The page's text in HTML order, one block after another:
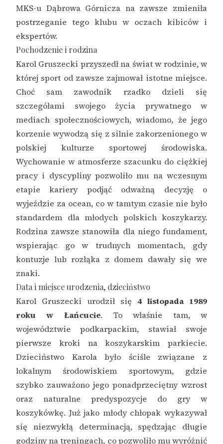
MKS-u Dąbrowa Górnicza na zawsze zmieniła
postrzeganie tego klubu w oczach kibiców i
ekspertów.
Pochodzenie i rodzina
Karol Gruszecki przyszedł na świat w rodzinie, w
której sport od zawsze zajmował istotne miejsce.
Choć sam zawodnik rzadko dzieli się
szczegółami swojego życia prywatnego w
mediach społecznościowych, wiadomo, że jego
korzenie wywodzą się z silnie zakorzenionego w
polskiej kulturze sportowej środowiska.
Wychowanie w atmosferze szacunku do ciężkiej
pracy i dyscypliny pozwoliło mu na wczesnym
etapie kariery podjąć odważną decyzję o
wyjeździe za ocean, co w tamtym czasie nie było
standardem dla młodych polskich koszykarzy.
Rodzina zawsze stanowiła dla niego fundament,
wspierając go w trudnych momentach, gdy
kontuzje lub rozłąka z domem dawały się we
znaki.
Data i miejsce urodzenia, dzieciństwo
Karol Gruszecki urodził się 4 listopada 1989
roku w Łańcucie. To właśnie tam, w
województwie podkarpackim, stawiał swoje
pierwsze kroki na koszykarskim parkiecie.
Dzieciństwo Karola było ściśle związane z
lokalnym środowiskiem sportowym, gdzie
szybko zauważono jego ponadprzeciętny wzrost
oraz naturalne predyspozycje do gry w
koszykówkę. Już jako młody chłopak wykazywał
się niezwykłą determinacją, spędzając długie
godziny na treningach, co pozwoliło mu wyróżnić